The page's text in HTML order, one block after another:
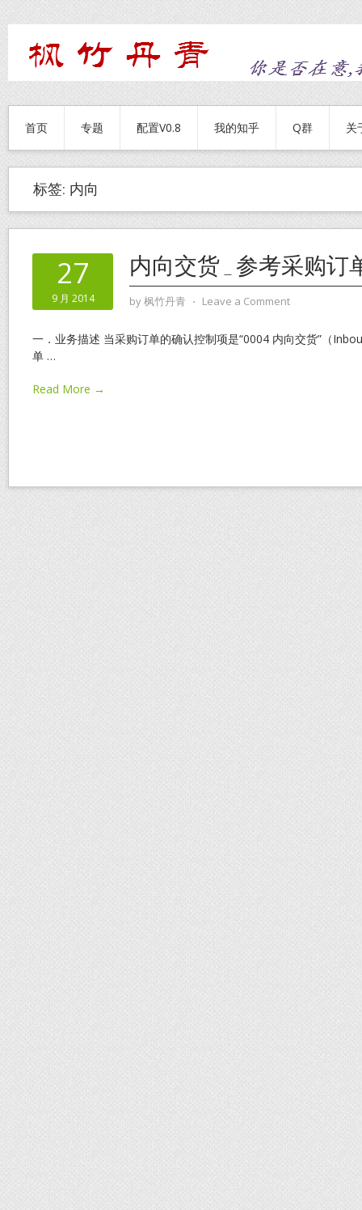
首页 专题 配置V0.8 我的知乎 Q群 关
标签: 内向
27
9 月 2014
内向交货_参考采购订
by枫竹丹青 ⋅ Leave a Comment
一．业务描述 当采购订单的确认控制项是“0004 内向交货”（
单 …
Read More →